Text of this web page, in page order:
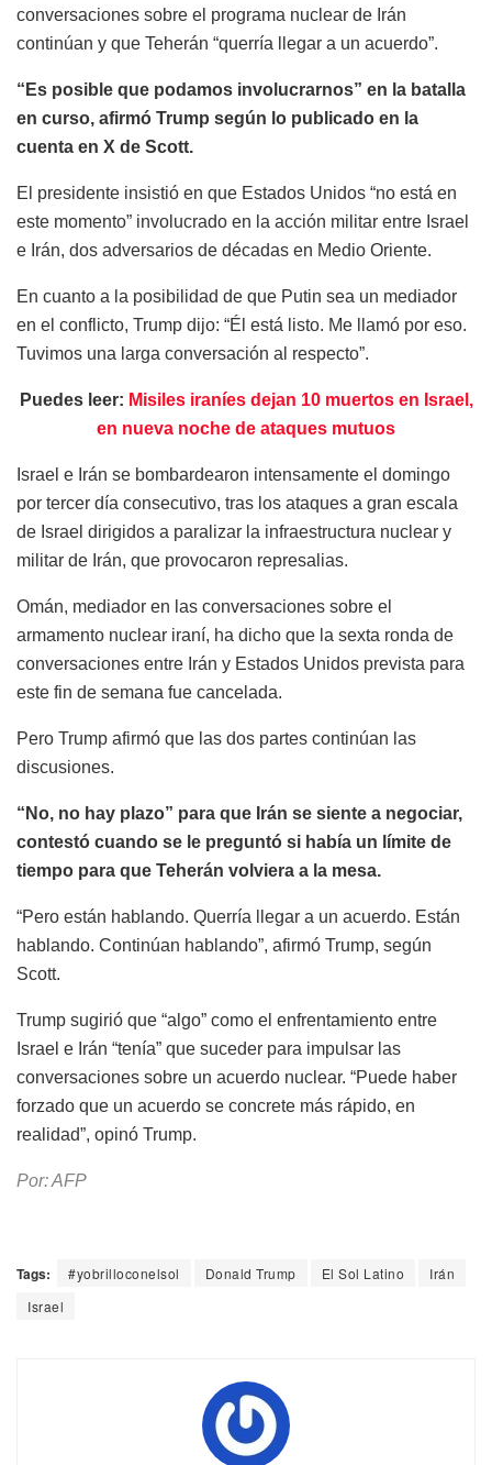
conversaciones sobre el programa nuclear de Irán
continúan y que Teherán “querría llegar a un acuerdo”.
“Es posible que podamos involucrarnos” en la batalla
en curso, afirmó Trump según lo publicado en la
cuenta en X de Scott.
El presidente insistió en que Estados Unidos “no está en
este momento” involucrado en la acción militar entre Israel
e Irán, dos adversarios de décadas en Medio Oriente.
En cuanto a la posibilidad de que Putin sea un mediador
en el conflicto, Trump dijo: “Él está listo. Me llamó por eso.
Tuvimos una larga conversación al respecto”.
Puedes leer: Misiles iraníes dejan 10 muertos en Israel,
en nueva noche de ataques mutuos
Israel e Irán se bombardearon intensamente el domingo
por tercer día consecutivo, tras los ataques a gran escala
de Israel dirigidos a paralizar la infraestructura nuclear y
militar de Irán, que provocaron represalias.
Omán, mediador en las conversaciones sobre el
armamento nuclear iraní, ha dicho que la sexta ronda de
conversaciones entre Irán y Estados Unidos prevista para
este fin de semana fue cancelada.
Pero Trump afirmó que las dos partes continúan las
discusiones.
“No, no hay plazo” para que Irán se siente a negociar,
contestó cuando se le preguntó si había un límite de
tiempo para que Teherán volviera a la mesa.
“Pero están hablando. Querría llegar a un acuerdo. Están
hablando. Continúan hablando”, afirmó Trump, según
Scott.
Trump sugirió que “algo” como el enfrentamiento entre
Israel e Irán “tenía” que suceder para impulsar las
conversaciones sobre un acuerdo nuclear. “Puede haber
forzado que un acuerdo se concrete más rápido, en
realidad”, opinó Trump.
Por: AFP
Tags: #yobrilloconelsol Donald Trump El Sol Latino
Irán
Israel